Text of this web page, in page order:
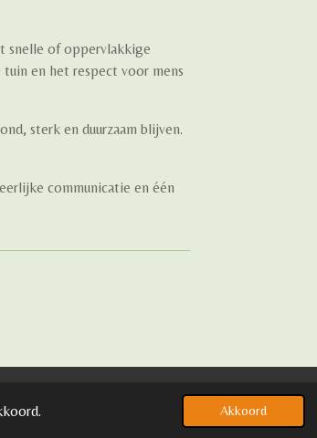
Akkoord
snelle of oppervlakkige
en het respect voor mens
sterk en duurzaam blijven.
communicatie en één